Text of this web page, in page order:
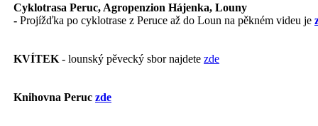
Cyklotrasa Peruc, Agropenzion Hájenka, Louny
- Projížďka po cyklotrase z Peruce až do Loun na pěkném videu je
KVÍTEK - lounský pěvecký sbor najdete zde
Knihovna Peruc zde